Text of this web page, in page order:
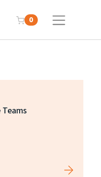
0